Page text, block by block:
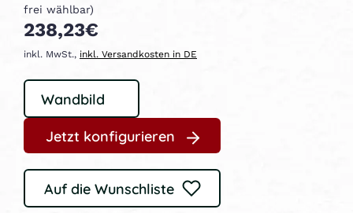
frei wählbar)
238,23€
inkl. MwSt., inkl. Versandkosten in DE
Jetzt konfigurieren
Auf die Wunschliste